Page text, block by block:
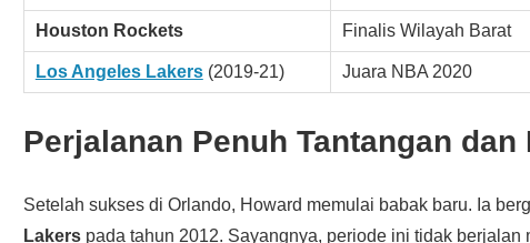
Houston Rockets Finalis Wilayah Barat
Los Angeles Lakers(2019-21) Juara NBA 2020
Perjalanan Penuh Tantangan
Setelah sukses di Orlando, Howard memulai babak baru. Ia
Lakers pada tahun 2012. Sayangnya, periode ini tidak berjalan